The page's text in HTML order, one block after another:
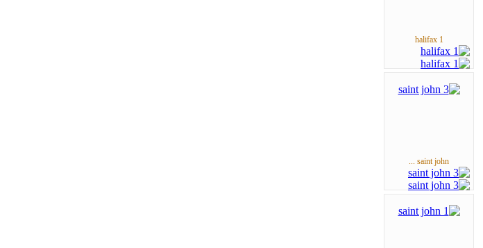
halifax 1
saint john ...